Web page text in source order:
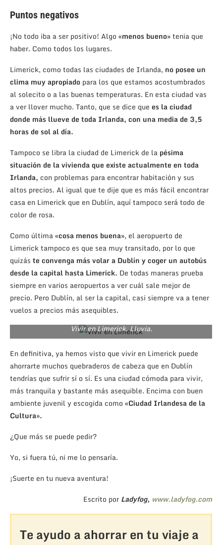
Puntos negativos
¡No todo iba a ser positivo! Algo «menos bueno»tenia que
haber. Como todos los lugares.
Limerick, como todas las ciudades de Irlanda, no posee un
clima muy apropiado para los que estamos acostumbrados
al solecito o a las buenas temperaturas. En esta ciudad vas
a ver llover mucho. Tanto, que se dice que es la ciudad
donde más llueve de toda Irlanda, con una media de 3,5
horas de sol al día.
Tampoco se libra la ciudad de Limerick de la pésima
situación de la vivienda que existe actualmente en toda
Irlanda, con problemas para encontrar habitación y sus
altos precios. Al igual que te dije que es más fácil encontrar
casa en Limerick que en Dublín, aquí tampoco será todo de
color de rosa.
Como última«cosa menos buena», el aeropuerto de
Limerick tampoco es que sea muy transitado, por lo que
quizás te convenga más volar a Dublín y coger un autobús
desde la capital hasta Limerick. De todas maneras prueba
siempre en varios aeropuertos a ver cuál sale mejor de
precio. Pero Dublín, al ser la capital, casi siempre va a tener
vuelos a precios más asequibles.
Vivir en Limerick. Lluvia.
En definitiva, ya hemos visto que vivir en Limerick puede
ahorrarte muchos quebraderos de cabeza que en Dublín
tendrías que sufrir sí o sí. Es una ciudad cómoda para vivir,
más tranquila y bastante más asequible. Encima con buen
ambiente juvenil y escogida como «Ciudad Irlandesa de la
Cultura».
¿Que más se puede pedir?
Yo, si fuera tú, ni me lo pensaría.
¡Suerte en tu nueva aventura!
Escrito por Ladyfog, www.ladyfog.com
Te ayudo a ahorrar en tu viaje a